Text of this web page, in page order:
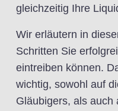
gleichzeitig Ihre
Wir erläutern in
Schritten Sie
eintreiben können.
wichtig, sowohl auf
Gläubigers, als auch